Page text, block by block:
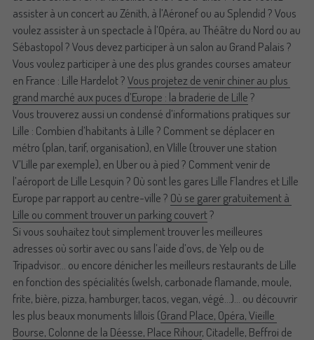
assister à un concert au Zénith, à l’Aéronef ou au Splendid ? Vous
voulez assister à un spectacle à l’Opéra, au Théâtre du Nord ou au
Sébastopol ? Vous devez participer à un salon au Grand Palais ?
Vous voulez participer à une des plus grandes courses amateur
en France : Lille Hardelot ? Vous projetez de venir chiner au plus
grand marché aux puces d’Europe : la braderie de Lille ?
Vous trouverez aussi un condensé d’informations pratiques sur
Lille : Combien d’habitants à Lille ? Comment se déplacer en
métro (plan, tarif, organisation), en Vlille (trouver une station
V’Lille par exemple), en Uber ou à pied ? Comment venir de
l’aéroport de Lille Lesquin ? Où sont les gares Lille Flandres et Lille
Europe par rapport au centre-ville ? Où se garer gratuitement à
Lille ou comment trouver un parking couvert ?
Si vous souhaitez tout simplement trouver les meilleures
adresses où sortir avec ou sans l’aide d’ovs, de Yelp ou de
Tripadvisor… ou encore dénicher les meilleurs restaurants de Lille
en fonction des spécialités (welsh, carbonade flamande, moule,
frite, bière, pizza, hamburger, tacos, vegan, végé…)… ou découvrir
les plus beaux monuments lillois (Grand Place, Opéra, Vieille
Bourse, Colonne de la Déesse, Place Rihour, Citadelle, Beffroi de